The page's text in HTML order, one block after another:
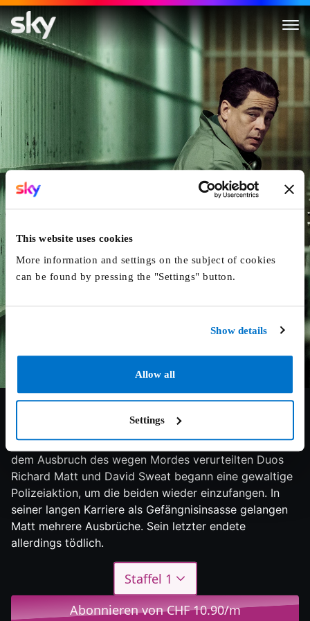
This website uses cookies
More information and settings on the subject of cookies
can be found by pressing the "Settings" button.
Show details
Allow all
Settings
Escape At Dannemora
Im Zentrum steht ein Gefängnisausbruch aus dem Jahr
2015 im amerikanischen Bundesstaat New York. Nach
dem Ausbruch des wegen Mordes verurteilten Duos
Richard Matt und David Sweat begann eine gewaltige
Polizeiaktion, um die beiden wieder einzufangen. In
seiner langen Karriere als Gefängnisinsasse gelangen
Matt mehrere Ausbrüche. Sein letzter endete
allerdings tödlich.
Staffel 1
Abonnieren von CHF 10.90/m